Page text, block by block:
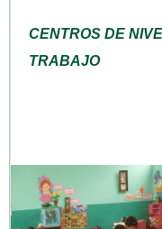
CENTROS DE
TRABAJO